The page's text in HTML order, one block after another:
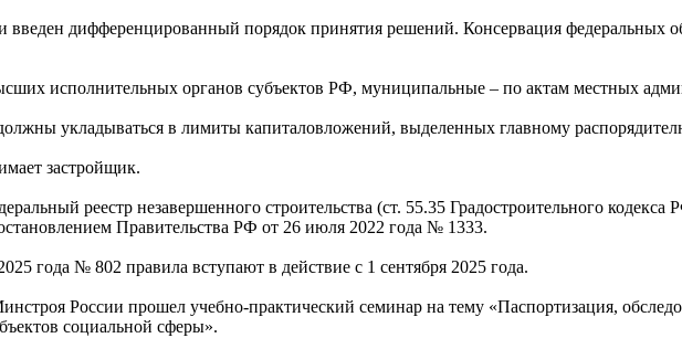
введен дифференцированный порядок принятия решений. Консервация федеральных
исполнительных органов субъектов РФ, муниципальные – по актам местных
укладываться в лимиты капиталовложений, выделенных главному
застройщик.
реестр незавершенного строительства (ст. 55.35 Градостроительного кодекса
Правительства РФ от 26 июля 2022 года № 1333.
года № 802 правила вступают в действие с 1 сентября 2025 года.
России прошел учебно-практический семинар на тему «Паспортизация,
социальной сферы».